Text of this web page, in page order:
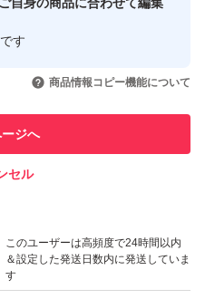
クが高くなります。
発送出来ずご相談してから
ます。
ご不安がある場合は、ご購
引を完了させた実績があります
での取引実績があります
このユーザーは高頻度で24時間以内
＆設定した発送日数内に発送していま
す
自身の商品に合わせて編集
です
商品情報コピー機能について
ジへ
セル